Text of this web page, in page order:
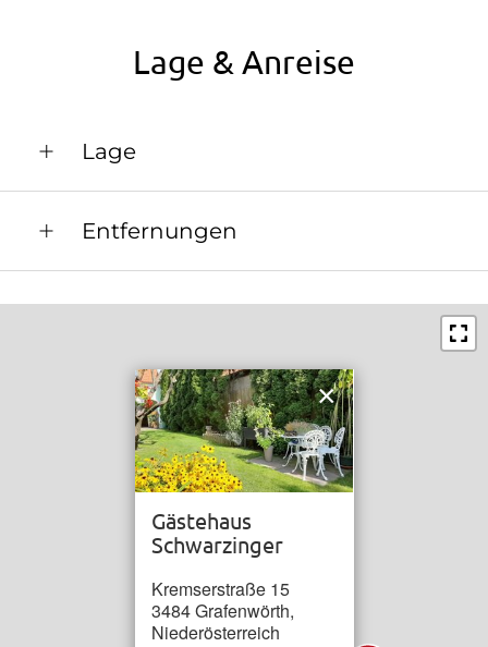
Lage & Anreise
Lage
Entfernungen
Ortszentrum in 0.1 km
Restaurant in 0.8 km
Schwimmbad in 6 km
See / Teich in 4 km
Gästehaus
Schwarzinger
Kremserstraße 15
3484 Grafenwörth,
Niederösterreich
×